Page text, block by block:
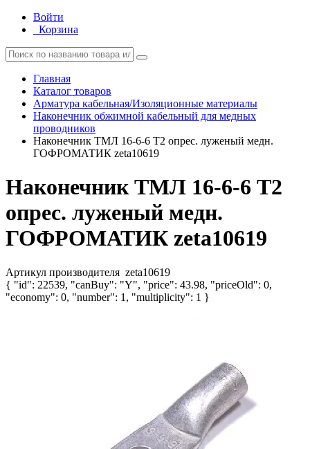
Войти
Корзина
Главная
Каталог товаров
Арматура кабельная/Изоляционные материалы
Наконечник обжимной кабельный для медных
проводников
Наконечник ТМЛ 16-6-6 Т2 опрес. луженый медн.
ГОФРОМАТИК zeta10619
Наконечник ТМЛ 16-6-6 Т2
опрес. луженый медн.
ГОФРОМАТИК zeta10619
Артикул производителя zeta10619
{ "id": 22539, "canBuy": "Y", "price": 43.98, "priceOld": 0,
"economy": 0, "number": 1, "multiplicity": 1 }